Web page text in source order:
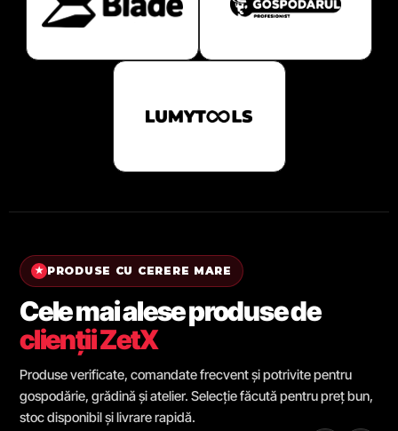
★ PRODUSE CU CERERE MARE
Cele mai alese produse de
clienții ZetX
Produse verificate, comandate frecvent și potrivite pentru
gospodărie, grădină și atelier. Selecție făcută pentru preț bun,
stoc disponibil și livrare rapidă.